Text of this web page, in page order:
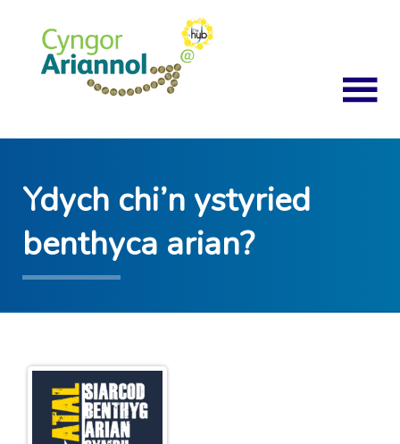
Ydych chi’n ystyried
benthyca arian?